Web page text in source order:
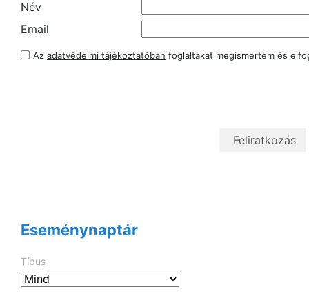
Név
Email
Az adatvédelmi tájékoztatóban foglaltakat megismertem és
Eseménynaptár
Típus